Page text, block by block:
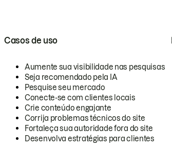
Casos de uso
Aumente sua visibilidade nas pesquisas
Seja recomendado pela IA
Pesquise seu mercado
Conecte-se com clientes locais
Crie conteúdo engajante
Corrija problemas técnicos do site
Fortaleça sua autoridade fora do site
Desenvolva estratégias para clientes